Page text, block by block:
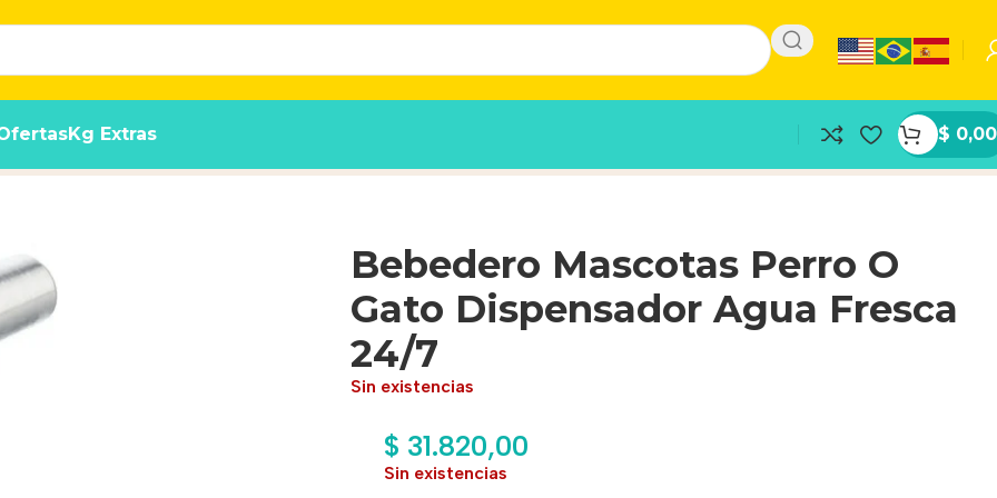
Kg Extras $ 0,00
Agua Fresca 24/7
Bebedero Mascotas Perro O
Gato Dispensador Agua Fresca
24/7
Sin existencias
$ 31.820,00
Sin existencias